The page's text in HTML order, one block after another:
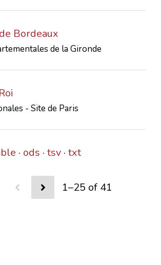
Bordeaux
de la Gironde
- Site de Paris
ods tsv txt
1–25 of 41